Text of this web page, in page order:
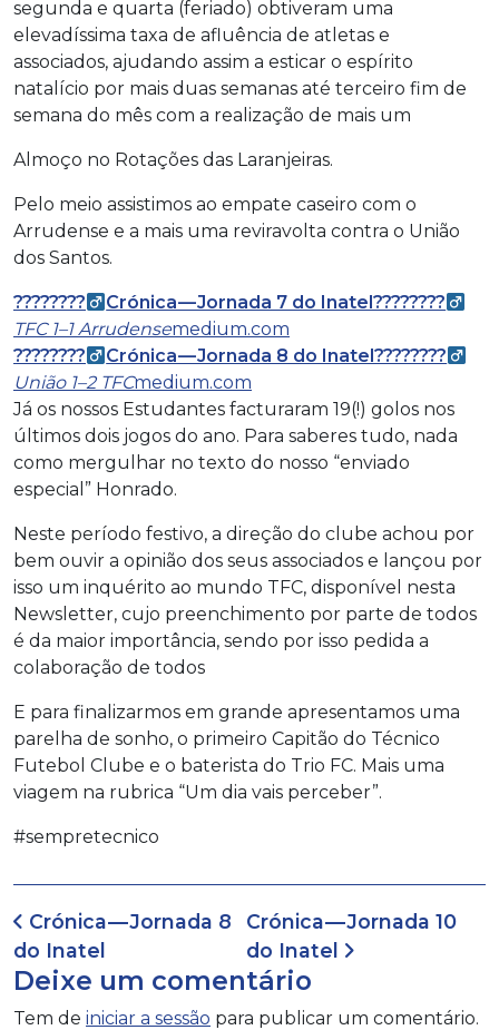
segunda e quarta (feriado) obtiveram uma
elevadíssima taxa de afluência de atletas e
associados, ajudando assim a esticar o espírito
natalício por mais duas semanas até terceiro fim de
semana do mês com a realização de mais um
Almoço no Rotações das Laranjeiras.
Pelo meio assistimos ao empate caseiro com o
Arrudense e a mais uma reviravolta contra o União
dos Santos.
????????‍
Crónica — Jornada 7 do Inatel????????‍
TFC 1–1 Arrudensemedium.com
????????‍
Crónica — Jornada 8 do Inatel????????‍
União 1–2 TFCmedium.com
Já os nossos Estudantes facturaram 19(!) golos nos
últimos dois jogos do ano. Para saberes tudo, nada
como mergulhar no texto do nosso “enviado
especial” Honrado.
Neste período festivo, a direção do clube achou por
bem ouvir a opinião dos seus associados e lançou por
isso um inquérito ao mundo TFC, disponível nesta
Newsletter, cujo preenchimento por parte de todos
é da maior importância, sendo por isso pedida a
colaboração de todos
E para finalizarmos em grande apresentamos uma
parelha de sonho, o primeiro Capitão do Técnico
Futebol Clube e o baterista do Trio FC. Mais uma
viagem na rubrica “Um dia vais perceber”.
#sempretecnico
Navegação de artigos
Crónica — Jornada 8
do Inatel
Crónica — Jornada 10
do Inatel
Deixe um comentário
Tem de iniciar a sessão para publicar um comentário.